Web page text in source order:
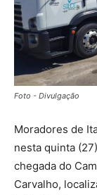
Foto - Divulgação
Moradores de
nesta quinta
chegada do
Carvalho,